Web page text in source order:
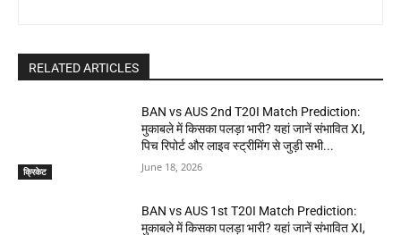
RELATED ARTICLES
क्रिकेट
BAN vs AUS 2nd T20I Match Prediction:
मुकाबले में किसका पलड़ा भारी? यहां जानें संभावित XI,
पिच रिपोर्ट और लाइव स्ट्रीमिंग से जुड़ी सभी...
June 18, 2026
BAN vs AUS 1st T20I Match Prediction:
मुकाबले में किसका पलड़ा भारी? यहां जानें संभावित XI,